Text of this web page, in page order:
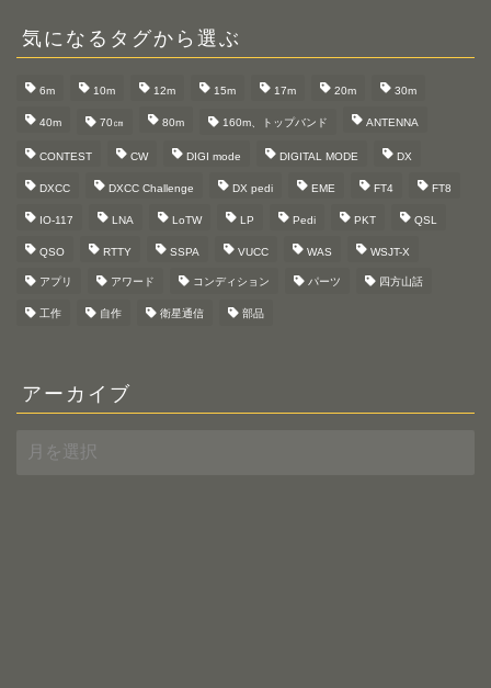
気になるタグから選ぶ
6m 10m 12m 15m 17m 20m 30m
40m 70㎝ 80m 160m、トップバンド ANTENNA
CONTEST CW DIGI mode DIGITAL MODE DX
DXCC DXCC Challenge DX pedi EME FT4 FT8
IO-117 LNA LoTW LP Pedi PKT QSL
QSO RTTY SSPA VUCC WAS WSJT-X
アプリ アワード コンディション パーツ 四方山話
工作 自作 衛星通信 部品
アーカイブ
ー